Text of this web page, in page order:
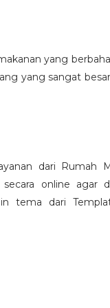
yang
yang sangat
dari Rumah
online agar
tema dari